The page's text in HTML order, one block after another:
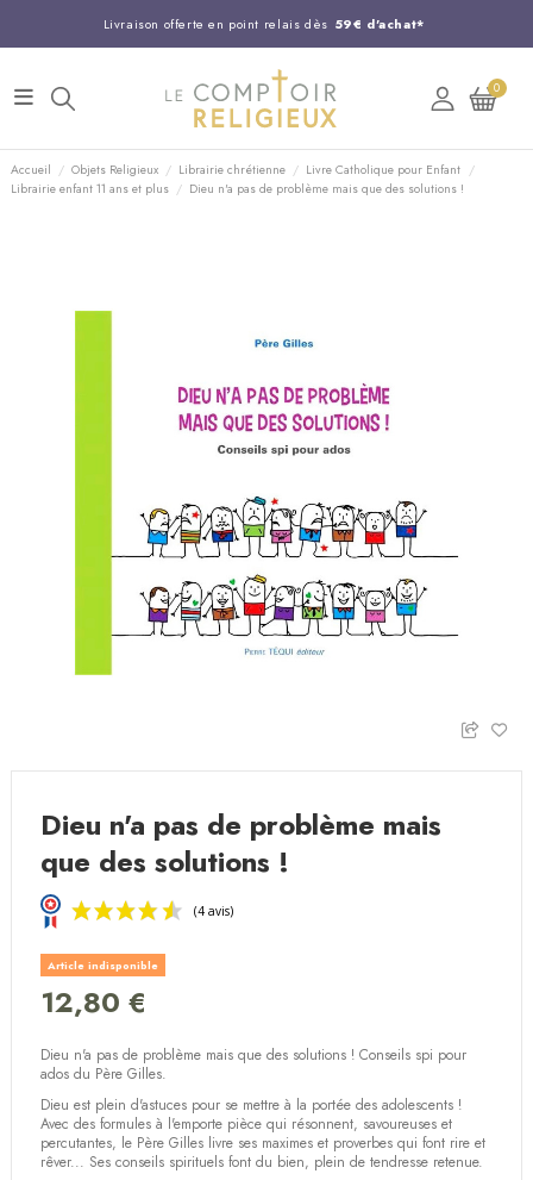
Livraison offerte en point relais dès 59€ d'achat*
Entreprise Française familiale
Support client disponible au 03 20 24 74 15
Commandez avant 14H, expédition le jour même !
0
Accueil Objets Religieux Librairie chrétienne
Livre Catholique pour Enfant
Librairie enfant 11 ans et plus
Dieu n'a pas de problème mais que des solutions !
Dieu n'a pas de problème mais
que des solutions !
Article indisponible
12,80 €
Dieu n'a pas de problème mais que des solutions ! Conseils spi pour
ados du Père Gilles.
Dieu est plein d'astuces pour se mettre à la portée des adolescents !
Avec des formules à l'emporte pièce qui résonnent, savoureuses et
percutantes, le Père Gilles livre ses maximes et proverbes qui font rire et
rêver... Ses conseils spirituels font du bien, plein de tendresse retenue.